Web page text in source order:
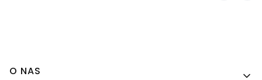
Linki w stopce
O NAS